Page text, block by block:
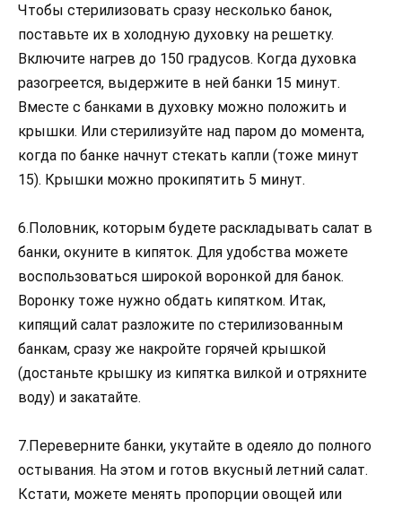
Чтобы стерилизовать сразу несколько банок,
поставьте их в холодную духовку на решетку.
Включите нагрев до 150 градусов. Когда духовка
разогреется, выдержите в ней банки 15 минут.
Вместе с банками в духовку можно положить и
крышки. Или стерилизуйте над паром до момента,
когда по банке начнут стекать капли (тоже минут
15). Крышки можно прокипятить 5 минут.
6.Половник, которым будете раскладывать салат в
банки, окуните в кипяток. Для удобства можете
воспользоваться широкой воронкой для банок.
Воронку тоже нужно обдать кипятком. Итак,
кипящий салат разложите по стерилизованным
банкам, сразу же накройте горячей крышкой
(достаньте крышку из кипятка вилкой и отряхните
воду) и закатайте.
7.Переверните банки, укутайте в одеяло до полного
остывания. На этом и готов вкусный летний салат.
Кстати, можете менять пропорции овощей или